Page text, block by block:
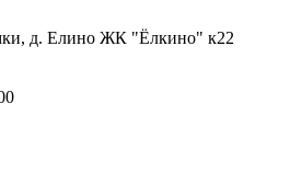
д. Елино ЖК "Ёлкино" к22